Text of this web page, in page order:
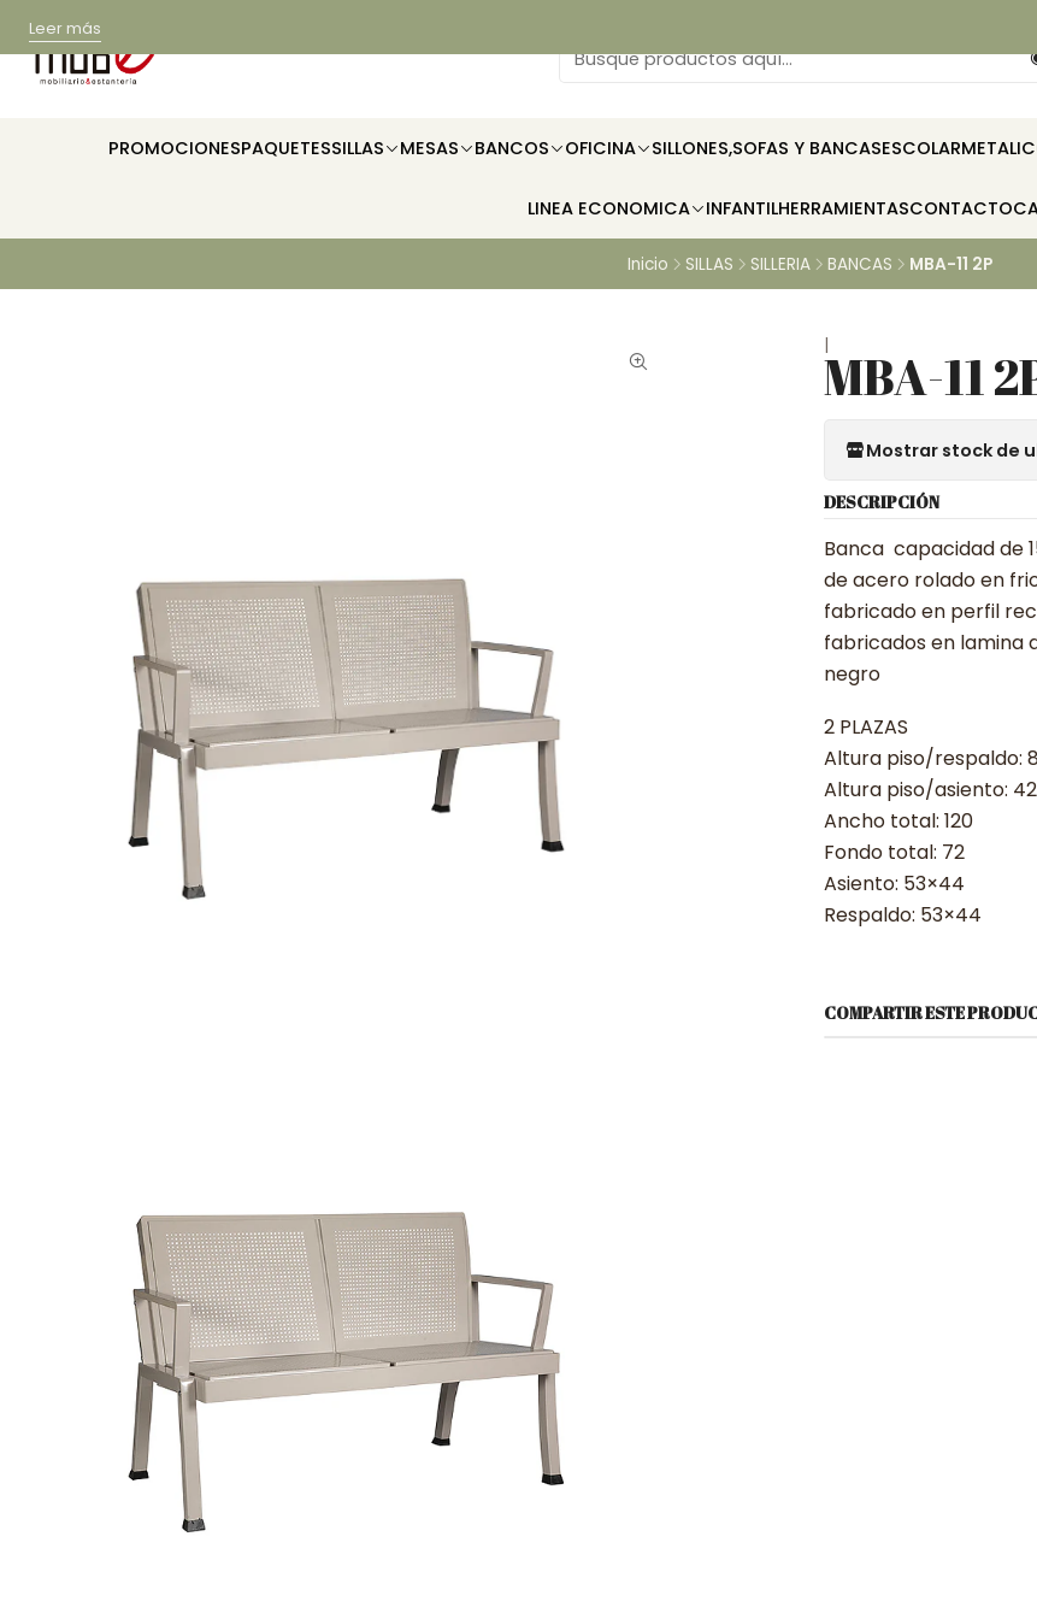
PROMOCIONESPAQUETESSILLAS MESAS BANCOS OFICINA SILLONES,SOFAS Y BANCASESCOLAR
LINEA ECONOMICA INFANTILHERRAMIENTASCONTACTO
Leer más
Inicio SILLAS SILLERIA BANCAS MBA-11 2P
|MBA-11
Mostrar stock de
DESCRIPCIÓN
Banca capacidad de
de acero rolado en
fabricado en perfil
fabricados en lamina
negro
2 PLAZAS
Altura piso/respaldo:
Altura piso/asiento: 42
Ancho total: 120
Fondo total: 72
Asiento: 53×44
Respaldo: 53×44
COMPARTIR ESTE